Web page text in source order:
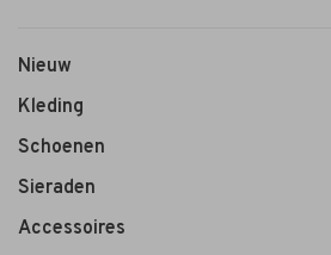
Nieuw
Kleding
Schoenen
Sieraden
Accessoires